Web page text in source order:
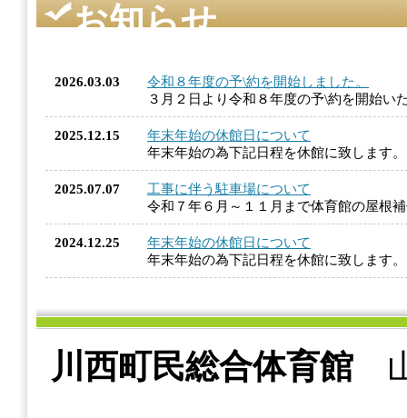
お知らせ
2026.03.03
令和８年度の予\約を開始しました。
３月２日より令和８年度の予\約を開始い
2025.12.15
年末年始の休館日について
年末年始の為下記日程を休館に致します
2025.07.07
工事に伴う駐車場について
令和７年６月～１１月まで体育館の屋根
2024.12.25
年末年始の休館日について
年末年始の為下記日程を休館に致します
川西町民総合体育館